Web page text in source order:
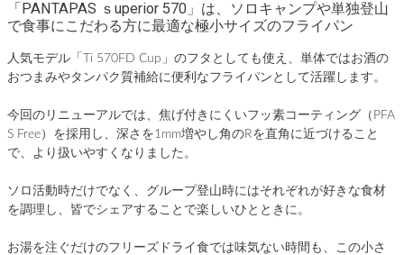
「PANTAPAS ｓuperior 570」は、ソロキャンプや単独登山
で食事にこだわる方に最適な極小サイズのフライパン
人気モデル「Ti 570FD Cup」のフタとしても使え、単体ではお酒の
おつまみやタンパク質補給に便利なフライパンとして活躍します。
今回のリニューアルでは、焦げ付きにくいフッ素コーティング（PFA
S Free）を採用し、深さを1mm増やし角のRを直角に近づけること
で、より扱いやすくなりました。
ソロ活動時だけでなく、グループ登山時にはそれぞれが好きな食材
を調理し、皆でシェアすることで楽しいひとときに。
お湯を注ぐだけのフリーズドライ食では味気ない時間も、この小さ